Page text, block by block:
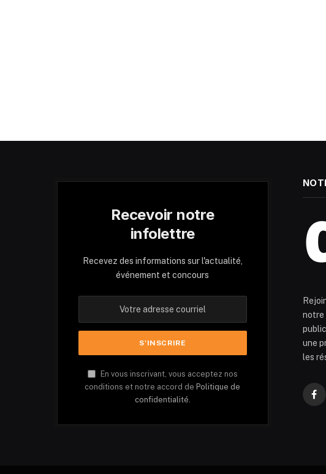
Recevoir notre
infolettre
Recevez des informations sur l'actualité,
événement et concours
En vous inscrivant, vous acceptez nos
conditions et notre accord dePolitique de
confidentialité.
notre
une
les